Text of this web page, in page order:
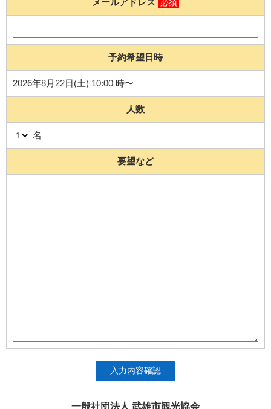
メールアドレス 必須
予約希望日時
2026年8月22日(土) 10:00 時〜
人数
名
要望など
入力内容確認
一般社団法人 武雄市観光協会